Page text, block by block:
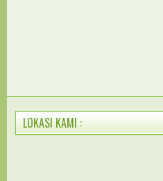
LOKASI KAMI :